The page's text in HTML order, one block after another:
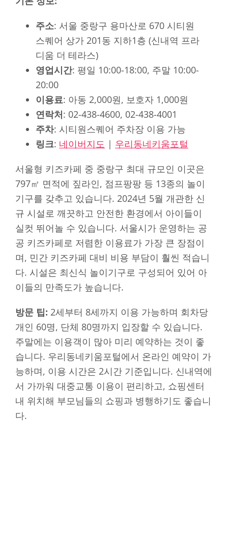
주소: 서울 중랑구 용마산로 670 시티원
스퀘어 상가 201동 지하1층 (신내역 프라
디움 더 테라스)
영업시간: 평일 10:00-18:00, 주말 10:00-
20:00
이용료: 아동 2,000원, 보호자 1,000원
연락처: 02-438-4600, 02-438-4001
주차: 시티원스퀘어 주차장 이용 가능
링크: 네이버지도 | 우리동네키움포털
서울형 키즈카페 중 중랑구 최대 규모인 이곳은
797㎡ 면적에 짚라인, 점프팡팡 등 13종의 놀이
기구를 갖추고 있습니다. 2024년 5월 개관한 신
규 시설로 깨끗하고 안전한 환경에서 아이들이
실컷 뛰어놀 수 있습니다. 서울시가 운영하는 공
공 키즈카페로 저렴한 이용료가 가장 큰 장점이
며, 민간 키즈카페 대비 비용 부담이 훨씬 적습니
다. 시설은 최신식 놀이기구로 구성되어 있어 아
이들의 만족도가 높습니다.
방문 팁: 2세부터 8세까지 이용 가능하며 회차당
개인 60명, 단체 80명까지 입장할 수 있습니다.
주말에는 이용객이 많아 미리 예약하는 것이 좋
습니다. 우리동네키움포털에서 온라인 예약이 가
능하며, 이용 시간은 2시간 기준입니다. 신내역에
서 가까워 대중교통 이용이 편리하고, 쇼핑센터
내 위치해 부모님들의 쇼핑과 병행하기도 좋습니
다.